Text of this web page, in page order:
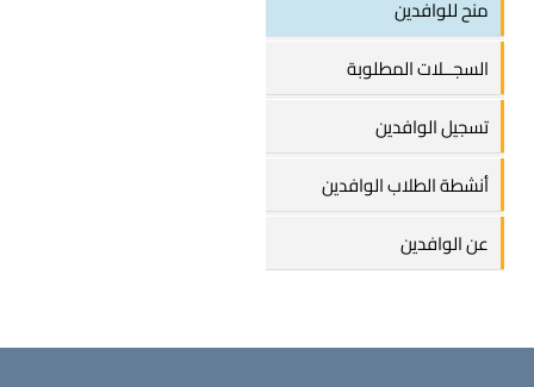
منح للوافدين
السجــلات المطلوبة
تسجيل الوافدين
أنشطة الطلاب الوافدين
عن الوافدين